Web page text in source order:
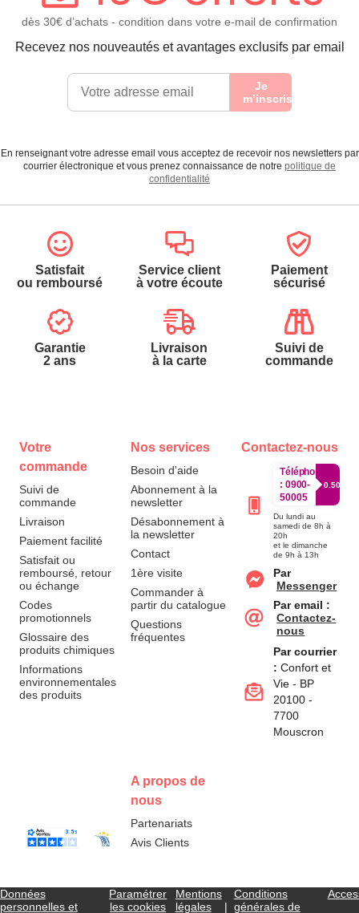
dès 30€ d’achats - condition dans votre e-mail de confirmation
Recevez nos nouveautés et avantages exclusifs par email
Je
m’inscris
En renseignant votre adresse email vous acceptez de recevoir nos newsletters par
courrier électronique et vous prenez connaissance de notre politique de
confidentialité
Satisfait
ou remboursé
Service client
à votre écoute
Paiement
sécurisé
Garantie
2 ans
Livraison
à la carte
Suivi de
commande
Votre
commande
Suivi de
commande
Livraison
Paiement facilité
Satisfait ou
remboursé, retour
ou échange
Codes
promotionnels
Glossaire des
produits chimiques
Informations
environnementales
des produits
Nos services
Besoin d'aide
Abonnement à la
newsletter
Désabonnement à
la newsletter
Contact
1ère visite
Commander à
partir du catalogue
Questions
fréquentes
A propos de
nous
Partenariats
Avis Clients
Contactez-nous
Téléphone
: 0900-
50005
0.50€/
Du lundi au
samedi de 8h à
20h
et le dimanche
de 9h à 13h
Par
Messenger
Par email :
Contactez-
nous
Par courrier
: Confort et
Vie - BP
20100 -
7700
Mouscron
Données
personnelles et
Paramétrer
les cookies
Mentions
légales
Conditions
générales de